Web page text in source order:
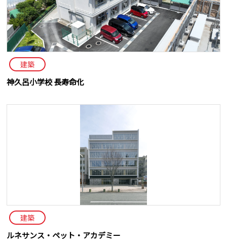
建築
神久呂小学校 長寿命化
建築
ルネサンス・ペット・アカデミー